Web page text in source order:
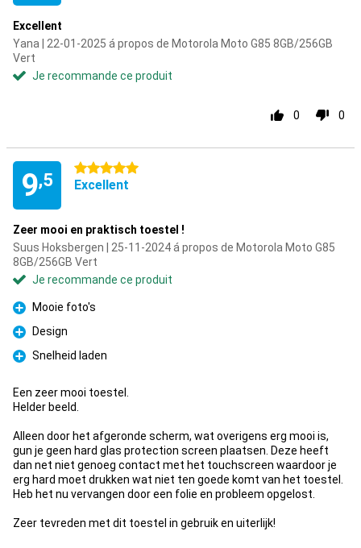
Excellent
Yana | 22-01-2025 á propos de Motorola Moto G85 8GB/256GB
Vert
Je recommande ce produit
0 0
9,5
5 étoiles
Excellent
Zeer mooi en praktisch toestel !
Suus Hoksbergen | 25-11-2024 á propos de Motorola Moto G85
8GB/256GB Vert
Je recommande ce produit
Pour
Mooie foto's
Pour
Design
Pour
Snelheid laden
Een zeer mooi toestel.
Helder beeld.
Alleen door het afgeronde scherm, wat overigens erg mooi is,
gun je geen hard glas protection screen plaatsen. Deze heeft
dan net niet genoeg contact met het touchscreen waardoor je
erg hard moet drukken wat niet ten goede komt van het toestel.
Heb het nu vervangen door een folie en probleem opgelost.
Zeer tevreden met dit toestel in gebruik en uiterlijk!